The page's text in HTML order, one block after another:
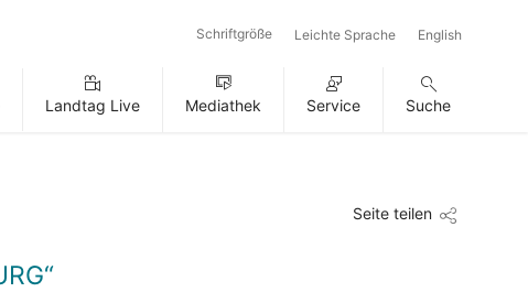
Schriftgröße Leichte Sprache English
Landtag Live Mediathek Service Suche
Seite teilen